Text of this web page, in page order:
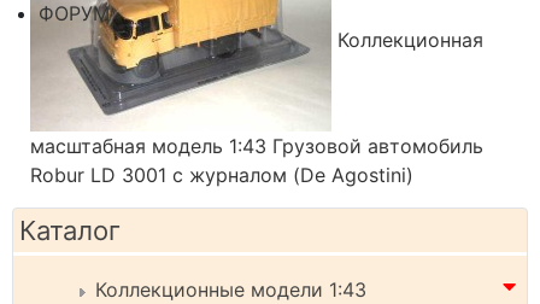
ФОРУМ
Коллекционная
масштабная модель 1:43 Грузовой автомобиль
Robur LD 3001 с журналом (De Agostini)
Каталог
Коллекционные модели 1:43